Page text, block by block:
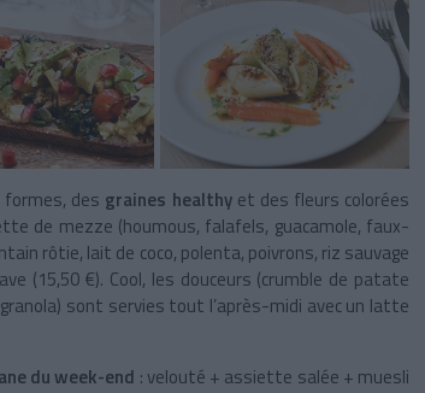
des graines healthyet des fleurs colorées
de mezze (houmous, falafels, guacamole, faux-
rôtie, lait de coco, polenta, poivrons, riz sauvage
(15,50 €). Cool, les douceurs (crumble de patate
sont servies tout l’après-midi avec un latte
du week-end : velouté + assiette salée + muesli